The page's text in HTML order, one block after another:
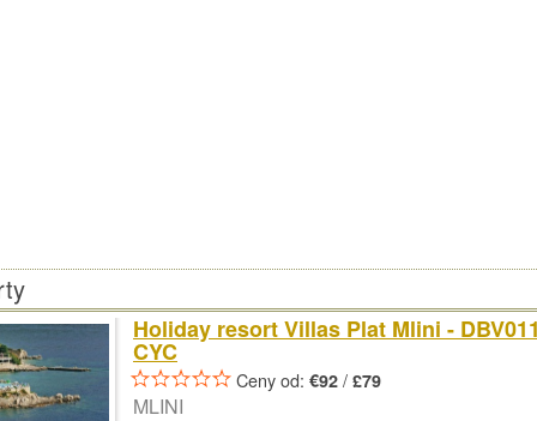
Holiday resort Villas Plat Mlini -
CYC
Ceny od: €92 / £79
MLINI